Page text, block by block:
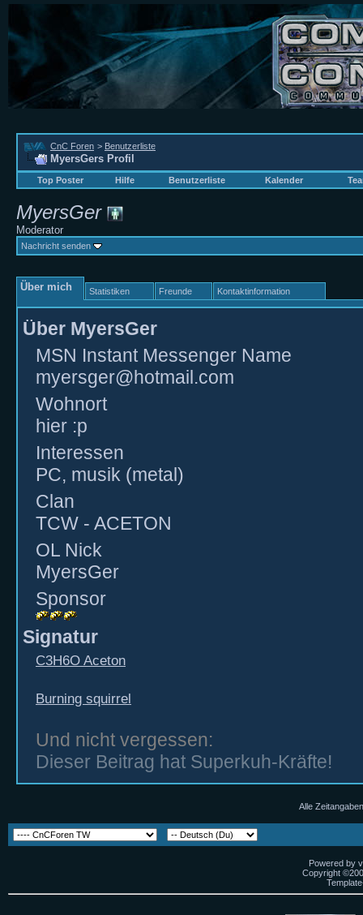
CnC Foren > Benutzerliste
MyersGers Profil
Top Poster Hilfe Benutzerliste Kalender
MyersGer
Moderator
Nachricht senden
Über mich Statistiken Freunde Kontaktinformation
Über MyersGer
MSN Instant Messenger Name
myersger@hotmail.com
Wohnort
hier :p
Interessen
PC, musik (metal)
Clan
TCW - ACETON
OL Nick
MyersGer
Sponsor
Signatur
C3H6O Aceton
Burning squirrel
Und nicht vergessen:
Dieser Beitrag hat Superkuh-Kräfte!
Alle
Powered by
Copyright